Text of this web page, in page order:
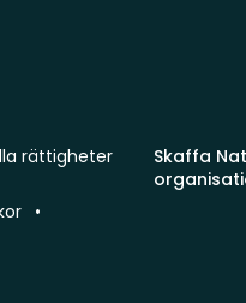
Skaffa
rättigheter